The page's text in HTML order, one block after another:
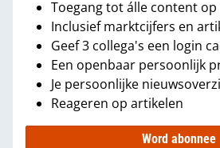
Toegang tot álle content op
Inclusief marktcijfers en
Geef 3 collega's een login
Een openbaar persoonlijk
Je persoonlijke
Reageren op artikelen
Word abonnee